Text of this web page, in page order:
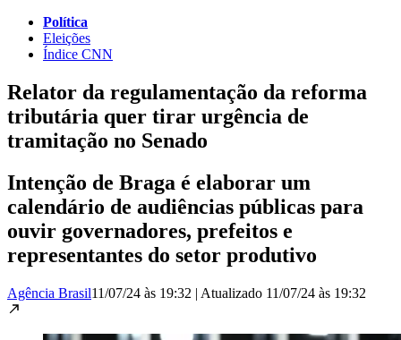
Política
Eleições
Índice CNN
Relator da regulamentação da reforma
tributária quer tirar urgência de
tramitação no Senado
Intenção de Braga é elaborar um
calendário de audiências públicas para
ouvir governadores, prefeitos e
representantes do setor produtivo
Agência Brasil11/07/24 às 19:32 | Atualizado 11/07/24 às 19:32